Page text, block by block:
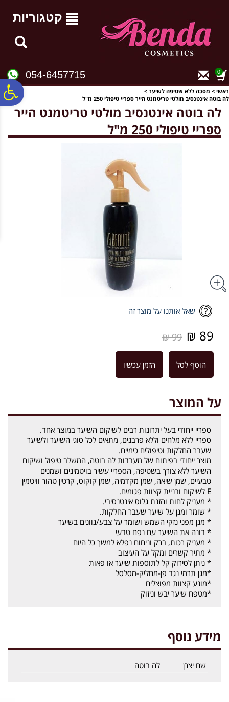
נגישות
קטגוריות
054-6457715 0
ראשי > מסכה ללא שטיפה לשיער >
לה בוטה אינטנסיב מולטי טריטמנט הייר ספריי טיפולי 250 מ"ל
לה בוטה אינטנסיב מולטי טריטמנט הייר
ספריי טיפולי 250 מ"ל
שאל אותנו על מוצר זה
89 ₪
99 ₪
הוסף לסל הזמן עכשיו
על המוצר
ספריי ייחודי בעל יתרונות רבים לשיקום השיער במוצר אחד.
ספריי ללא מלחים וללא פרבנים, מתאים לכל סוגי השיער ולשיער
שעבר החלקות וטיפולים כימיים.
מוצר ייחודי בפיתוח של מעבדות לה בוטה, המשלב טיפול ושיקום
השיער ללא צורך בשטיפה, הספריי עשיר בויטמינים ושמנים
טבעיים, שמן שיאה, שמן מקדמיה, שמן קוקוס, קרטין טהור וויטמין
E לשיקום ובניית קצוות פגומים.
* מעניק לחות והזנת גלוס אינטנסיבי.
* שומר ומגן על שיער שעבר החלקות.
* מגן מפני נזקי השמש ושומר על צבע/גוונים בשיער
* בונה את השיער עם נפח טבעי
* מעניק רכות, ברק וניחוח נפלא למשך כל היום
* מתיר קשרים ומקל על העיצוב
* ניתן לסירוק קל לתוספות שיער או פאות
*מגן תרמי נגד פן-מחליק-מסלסל
*מונע קצוות מפוצלים
*מטפח שיער יבש וניזוק
מידע נוסף
שם יצרן לה בוטה